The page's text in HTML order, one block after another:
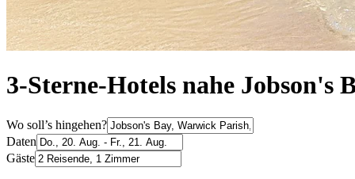
3-Sterne-Hotels nahe Jobson's
Wo soll’s hingehen?
Daten
Gäste